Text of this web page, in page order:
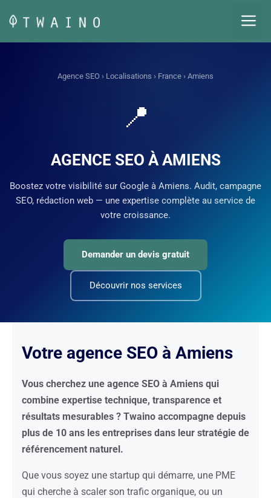
au
contenu
Agence SEO › Localisations › France › Amiens
📍
AGENCE SEO À AMIENS
Boostez votre visibilité sur Google à Amiens. Audit, campagne
SEO, rédaction web — une expertise complète au service de
votre croissance.
Demander un devis gratuit
Découvrir nos services
Votre agence SEO à Amiens
Vous cherchez une agence SEO à Amiens qui
combine expertise technique, transparence et
résultats mesurables ? Twaino accompagne depuis
plus de 10 ans les entreprises dans leur stratégie de
référencement naturel.
Que vous soyez une startup qui démarre, une PME
qui cherche à scaler son trafic organique, ou un